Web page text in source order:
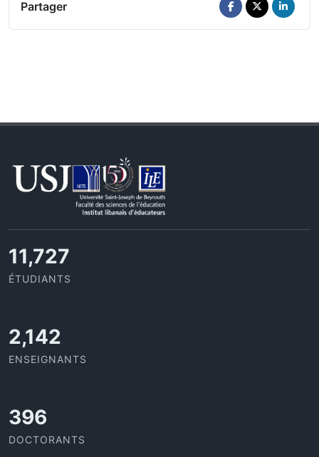
Partager
11,727
ÉTUDIANTS
2,142
ENSEIGNANTS
420
DOCTORANTS